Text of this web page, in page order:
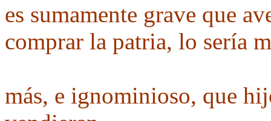
es sumamente grave que
comprar la patria, lo sería
más, e ignominioso, que